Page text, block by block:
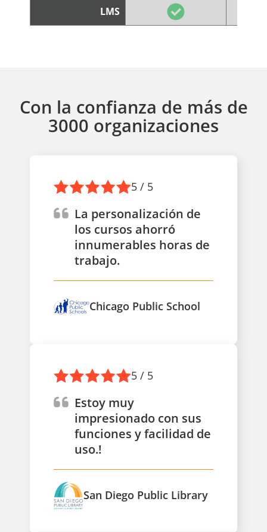
LMS
Con la confianza de más de
3000 organizaciones
5 / 5
La personalización de
los cursos ahorró
innumerables horas de
trabajo.
Chicago Public School
5 / 5
Estoy muy
impresionado con sus
funciones y facilidad de
uso.!
San Diego Public Library